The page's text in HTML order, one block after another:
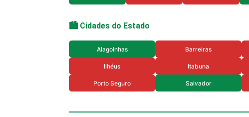
🏙️ Cidades do Estado
Alagoinhas Barreiras
Ilhéus Itabuna
Porto Seguro Salvador